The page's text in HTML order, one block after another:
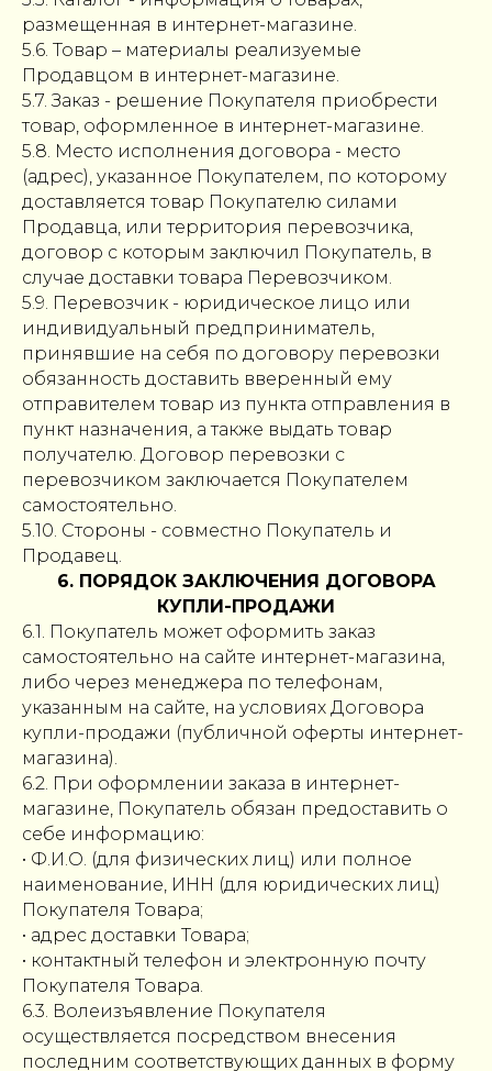
размещенная в интернет-магазине.
5.6. Товар – материалы реализуемые
Продавцом в интернет-магазине.
5.7. Заказ - решение Покупателя приобрести
товар, оформленное в интернет-магазине.
5.8. Место исполнения договора - место
(адрес), указанное Покупателем, по которому
доставляется товар Покупателю силами
Продавца, или территория перевозчика,
договор с которым заключил Покупатель, в
случае доставки товара Перевозчиком.
5.9. Перевозчик - юридическое лицо или
индивидуальный предприниматель,
принявшие на себя по договору перевозки
обязанность доставить вверенный ему
отправителем товар из пункта отправления в
пункт назначения, а также выдать товар
получателю. Договор перевозки с
перевозчиком заключается Покупателем
самостоятельно.
5.10. Стороны - совместно Покупатель и
Продавец.
6. ПОРЯДОК ЗАКЛЮЧЕНИЯ ДОГОВОРА
КУПЛИ-ПРОДАЖИ
6.1. Покупатель может оформить заказ
самостоятельно на сайте интернет-магазина,
либо через менеджера по телефонам,
указанным на сайте, на условиях Договора
купли-продажи (публичной оферты интернет-
магазина).
6.2. При оформлении заказа в интернет-
магазине, Покупатель обязан предоставить о
себе информацию:
• Ф.И.О. (для физических лиц) или полное
наименование, ИНН (для юридических лиц)
Покупателя Товара;
• адрес доставки Товара;
• контактный телефон и электронную почту
Покупателя Товара.
6.3. Волеизъявление Покупателя
осуществляется посредством внесения
последним соответствующих данных в форму